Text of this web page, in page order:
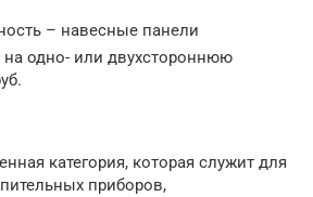
– навесные панели
на одно- или двухстороннюю
категория, которая служит для
приборов,